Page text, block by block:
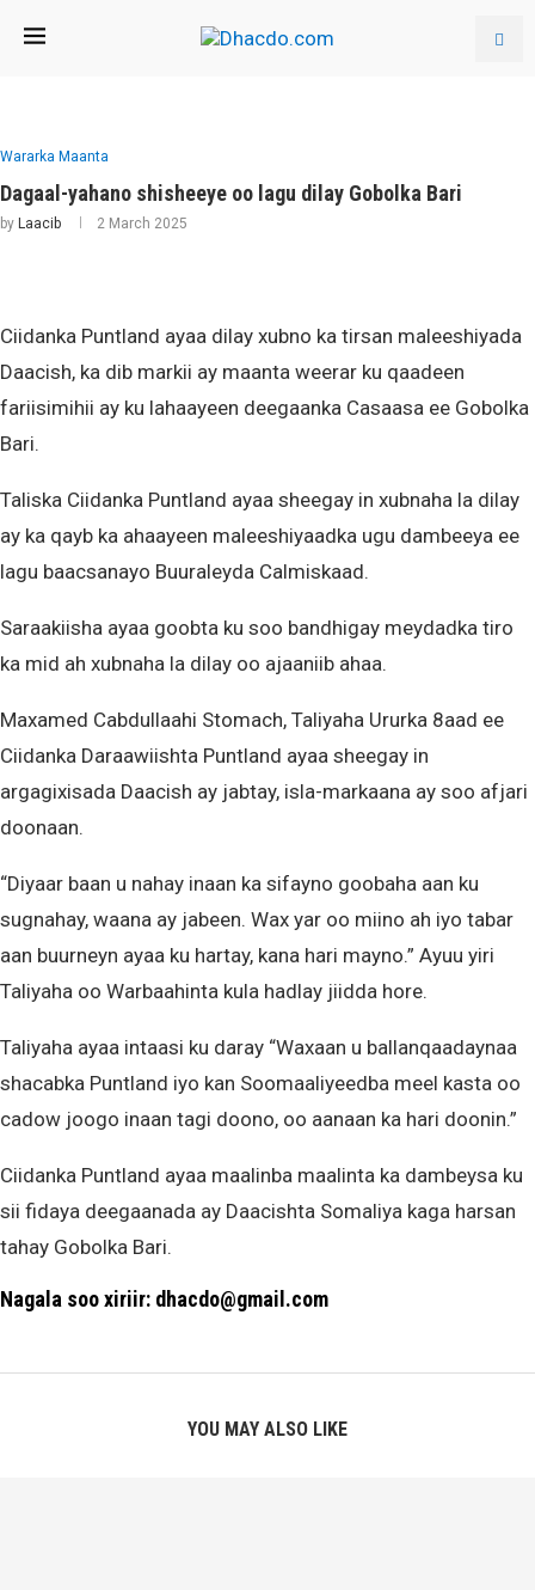
Wararka Maanta
Dagaal-yahano shisheeye oo lagu dilay Gobolka Bari
by Laacib 2 March 2025
Ciidanka Puntland ayaa dilay xubno ka tirsan maleeshiyada
Daacish, ka dib markii ay maanta weerar ku qaadeen
fariisimihii ay ku lahaayeen deegaanka Casaasa ee Gobolka
Bari.
Taliska Ciidanka Puntland ayaa sheegay in xubnaha la dilay
ay ka qayb ka ahaayeen maleeshiyaadka ugu dambeeya ee
lagu baacsanayo Buuraleyda Calmiskaad.
Saraakiisha ayaa goobta ku soo bandhigay meydadka tiro
ka mid ah xubnaha la dilay oo ajaaniib ahaa.
Maxamed Cabdullaahi Stomach, Taliyaha Ururka 8aad ee
Ciidanka Daraawiishta Puntland ayaa sheegay in
argagixisada Daacish ay jabtay, isla-markaana ay soo afjari
doonaan.
“Diyaar baan u nahay inaan ka sifayno goobaha aan ku
sugnahay, waana ay jabeen. Wax yar oo miino ah iyo tabar
aan buurneyn ayaa ku hartay, kana hari mayno.” Ayuu yiri
Taliyaha oo Warbaahinta kula hadlay jiidda hore.
Taliyaha ayaa intaasi ku daray “Waxaan u ballanqaadaynaa
shacabka Puntland iyo kan Soomaaliyeedba meel kasta oo
cadow joogo inaan tagi doono, oo aanaan ka hari doonin.”
Ciidanka Puntland ayaa maalinba maalinta ka dambeysa ku
sii fidaya deegaanada ay Daacishta Somaliya kaga harsan
tahay Gobolka Bari.
Nagala soo xiriir: dhacdo@gmail.com
YOU MAY ALSO LIKE